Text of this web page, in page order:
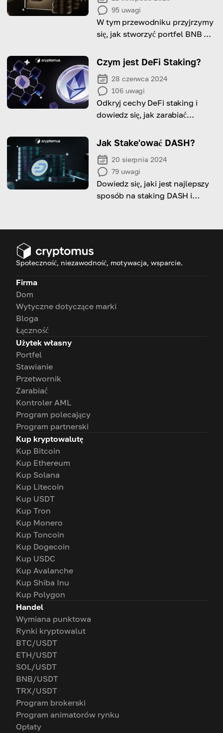
95 uwagi
W tym przewodniku przyjrzymy
się, jak stworzyć portfel BNB dla
Czym jest DeFi Staking?
28 czerwca 2024
106 uwagi
Odkryj cechy DeFi staking i
dowiedz się, jak zarabiać
tej metody!
Jak Stake'ować DASH?
20 sierpnia 2024
79 uwagi
Dowiedz się, jaki jest najlepszy
sposób na staking DASH i
Społeczność, niezawodność, motywacja, wsparcie.
Firma
Dom
Wytyczne dotyczące marki
Bloga
Łączność
Użytek własny
Portfel
Stawianie
Przetwornik
Zarabiać
Kontroler AML
Program polecający
Program partnerski
Kup kryptowalutę
Kup Bitcoin
Kup Ethereum
Kup Solana
Kup Litecoin
Kup USDT
Kup Tron
Kup Monero
Kup Toncoin
Kup Dogecoin
Kup USDC
Kup Avalanche
Kup Shiba Inu
Kup Polygon
Handel
Wymiana punktowa
Rynki kryptowalut
BTC/USDT
ETH/USDT
SOL/USDT
BNB/USDT
TRX/USDT
Program brokerski
Program animatorów rynku
Opłaty